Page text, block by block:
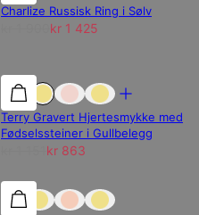
Charlize Russisk Ring i Sølv
kr 1 425
25% rabatt
25% rabatt
Terry Gravert Hjertesmykke med
Fødselssteiner i Gullbelegg
kr 863
25% rabatt
25% rabatt